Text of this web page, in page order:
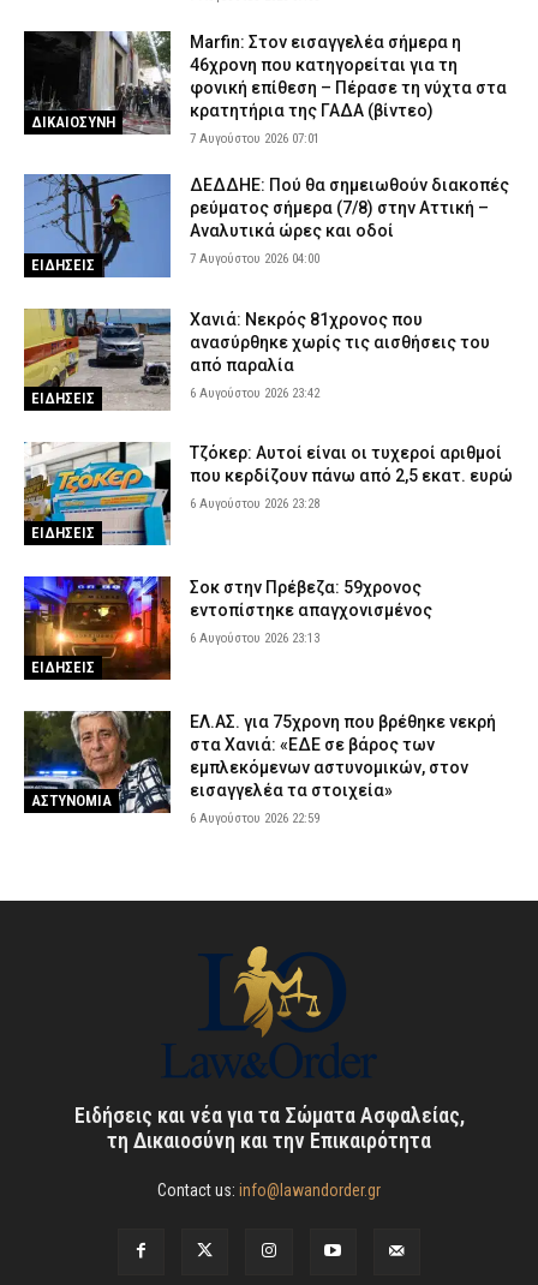
ΔΙΚΑΙΟΣΥΝΗ
Marfin: Στον εισαγγελέα σήμερα η
46χρονη που κατηγορείται για τη
φονική επίθεση – Πέρασε τη νύχτα στα
κρατητήρια της ΓΑΔΑ (βίντεο)
7 Αυγούστου 2026 07:01
ΕΙΔΗΣΕΙΣ
ΔΕΔΔΗΕ: Πού θα σημειωθούν διακοπές
ρεύματος σήμερα (7/8) στην Αττική –
Αναλυτικά ώρες και οδοί
7 Αυγούστου 2026 04:00
ΕΙΔΗΣΕΙΣ
Χανιά: Νεκρός 81χρονος που
ανασύρθηκε χωρίς τις αισθήσεις του
από παραλία
6 Αυγούστου 2026 23:42
ΕΙΔΗΣΕΙΣ
Τζόκερ: Αυτοί είναι οι τυχεροί αριθμοί
που κερδίζουν πάνω από 2,5 εκατ. ευρώ
6 Αυγούστου 2026 23:28
ΕΙΔΗΣΕΙΣ
Σοκ στην Πρέβεζα: 59χρονος
εντοπίστηκε απαγχονισμένος
6 Αυγούστου 2026 23:13
ΑΣΤΥΝΟΜΙΑ
ΕΛ.ΑΣ. για 75χρονη που βρέθηκε νεκρή
στα Χανιά: «ΕΔΕ σε βάρος των
εμπλεκόμενων αστυνομικών, στον
εισαγγελέα τα στοιχεία»
6 Αυγούστου 2026 22:59
Ειδήσεις και νέα για τα Σώματα Ασφαλείας,
τη Δικαιοσύνη και την Επικαιρότητα
Contact us: info@lawandorder.gr